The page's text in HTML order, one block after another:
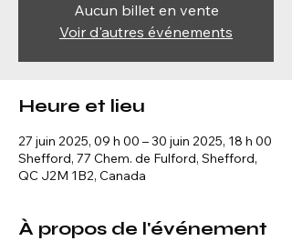
Aucun billet en vente
Voir d'autres événements
Heure et lieu
27 juin 2025, 09 h 00 – 30 juin 2025, 18 h 00
Shefford, 77 Chem. de Fulford, Shefford,
QC J2M 1B2, Canada
À propos de l'événement